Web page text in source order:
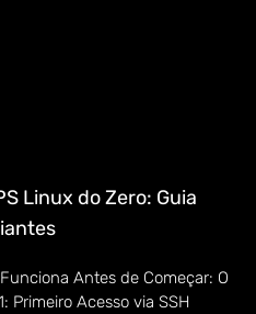
Linux do Zero: Guia
Antes de Começar: O
Primeiro Acesso via SSH